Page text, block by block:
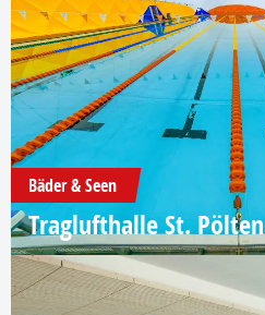
Bäder & Seen
Traglufthalle St. Pölten